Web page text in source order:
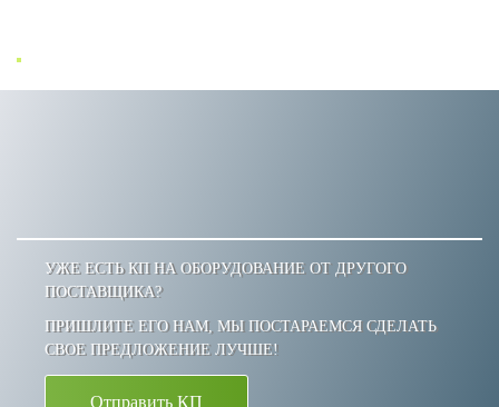
УЖЕ ЕСТЬ КП НА ОБОРУДОВАНИЕ ОТ ДРУГОГО
ПОСТАВЩИКА?
ПРИШЛИТЕ ЕГО НАМ, МЫ ПОСТАРАЕМСЯ СДЕЛАТЬ
СВОЕ ПРЕДЛОЖЕНИЕ ЛУЧШЕ!
Отправить КП